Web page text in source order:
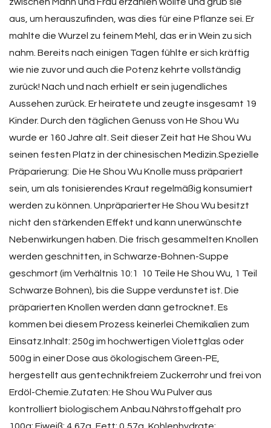
aus, um herauszufinden, was dies für eine Pflanze sei. Er
mahlte die Wurzel zu feinem Mehl, das er in Wein zu sich
nahm. Bereits nach einigen Tagen fühlte er sich kräftig
wie nie zuvor und auch die Potenz kehrte vollständig
zurück! Nach und nach erhielt er sein jugendliches
Aussehen zurück. Er heiratete und zeugte insgesamt 19
Kinder. Durch den täglichen Genuss von He Shou Wu
wurde er 160 Jahre alt. Seit dieser Zeit hat He Shou Wu
seinen festen Platz in der chinesischen Medizin.Spezielle
Präparierung: Die He Shou Wu Knolle muss präpariert
sein, um als tonisierendes Kraut regelmäßig konsumiert
werden zu können. Unpräparierter He Shou Wu besitzt
nicht den stärkenden Effekt und kann unerwünschte
Nebenwirkungen haben. Die frisch gesammelten Knollen
werden geschnitten, in Schwarze-Bohnen-Suppe
geschmort (im Verhältnis 10:1  10 Teile He Shou Wu, 1 Teil
Schwarze Bohnen), bis die Suppe verdunstet ist. Die
präparierten Knollen werden dann getrocknet. Es
kommen bei diesem Prozess keinerlei Chemikalien zum
Einsatz.Inhalt: 250g im hochwertigen Violettglas oder
500g in einer Dose aus ökologischem Green-PE,
hergestellt aus gentechnikfreiem Zuckerrohr und frei von
Erdöl-Chemie.Zutaten: He Shou Wu Pulver aus
kontrolliert biologischem Anbau.Nährstoffgehalt pro